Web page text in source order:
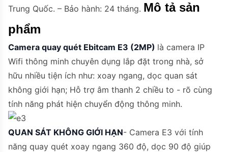
Trung Quốc. – Bảo hành: 24 tháng. Mô tả sản
phẩm
Camera quay quét Ebitcam E3 (2MP) là camera IP
Wifi thông minh chuyên dụng lắp đặt trong nhà, sở
hữu nhiều tiện ích như: xoay ngang, dọc quan sát
không giới hạn; Hỗ trợ âm thanh 2 chiều to - rõ cùng
tính năng phát hiện chuyển động thông minh.
QUAN SÁT KHÔNG GIỚI HẠN- Camera E3 với tính
năng quay quét xoay ngang 360 độ, dọc 90 độ giúp